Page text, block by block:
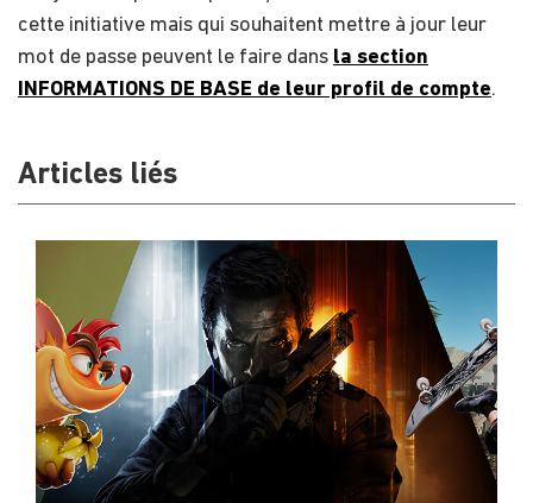
cette initiative mais qui souhaitent mettre à jour leur
mot de passe peuvent le faire dans la section
INFORMATIONS DE BASE de leur profil de compte.
Articles liés